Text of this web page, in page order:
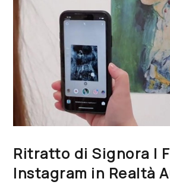
Ritratto di Signora |
Instagram in Realtà